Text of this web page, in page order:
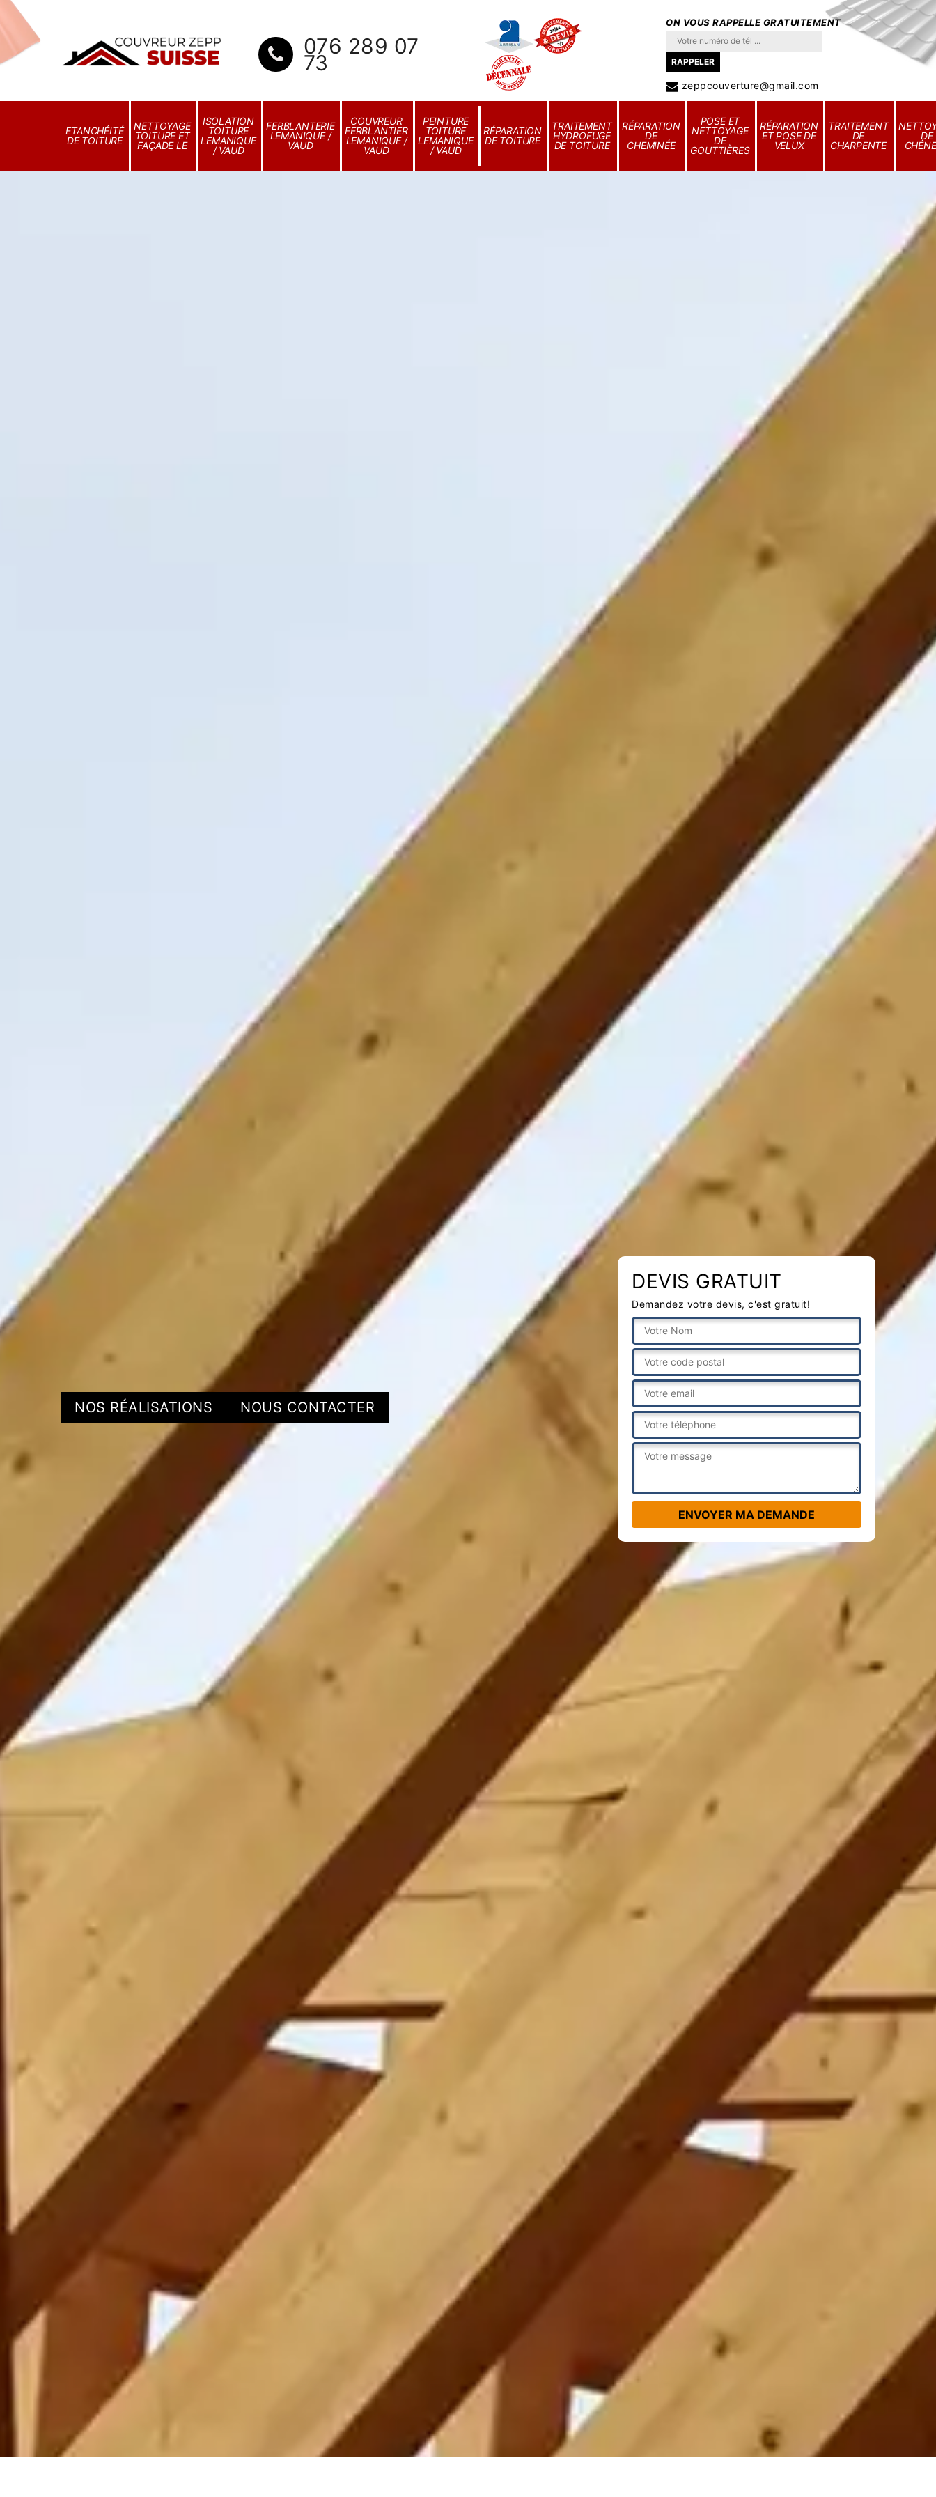
076 289 07
73
ON VOUS RAPPELLE GRATUITEMENT
zeppcouverture@gmail.com
ETANCHÉITÉ
DE TOITURE
NETTOYAGE
TOITURE ET
FAÇADE LE
ISOLATION
TOITURE
LEMANIQUE
/ VAUD
FERBLANTERIE
LEMANIQUE /
VAUD
COUVREUR
FERBLANTIER
LEMANIQUE /
VAUD
PEINTURE
TOITURE
LEMANIQUE
/ VAUD
RÉPARATION
DE TOITURE
TRAITEMENT
HYDROFUGE
DE TOITURE
RÉPARATION
DE
CHEMINÉE
POSE ET
NETTOYAGE
DE
GOUTTIÈRES
RÉPARATION
ET POSE DE
VELUX
TRAITEMENT
DE
CHARPENTE
DE
NOS RÉALISATIONS NOUS CONTACTER
DEVIS GRATUIT
Demandez votre devis, c'est gratuit!